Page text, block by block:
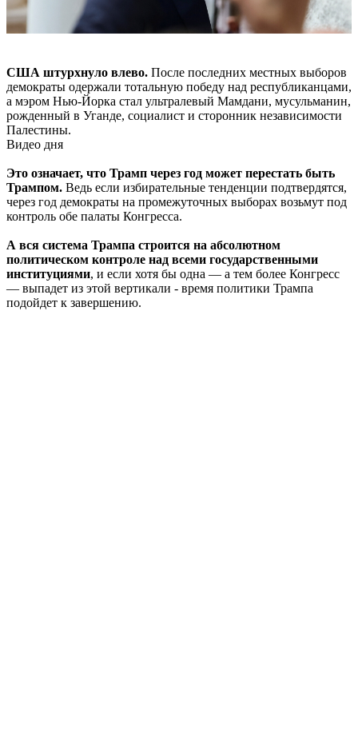
США штурхнуло влево. После последних местных выборов
демократы одержали тотальную победу над республиканцами,
а мэром Нью-Йорка стал ультралевый Мамдани, мусульманин,
рожденный в Уганде, социалист и сторонник независимости
Палестины.
Видео дня
Это означает, что Трамп через год может перестать быть
Трампом. Ведь если избирательные тенденции подтвердятся,
через год демократы на промежуточных выборах возьмут под
контроль обе палаты Конгресса.
А вся система Трампа строится на абсолютном
политическом контроле над всеми государственными
институциями, и если хотя бы одна — а тем более Конгресс
— выпадет из этой вертикали - время политики Трампа
подойдет к завершению.